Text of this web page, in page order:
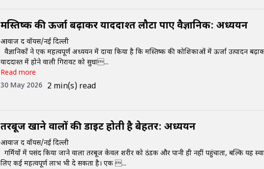
मस्तिष्क की ऊर्जा बढ़ाकर याददाश्त लौटा पाए वैज्ञानिक: अध्ययन
आवाज द वॉयस/नई दिल्ली
वैज्ञानिकों ने एक महत्वपूर्ण अध्ययन में दावा किया है कि मस्तिष्क की कोशिकाओं में ऊर्जा उत्पादन
याददाश्त में होने वाली गिरावट को सुधा...
Read more
30 May 2026 2 min(s) read
तरबूज खाने वालों की डाइट होती है बेहतर: अध्ययन
आवाज द वॉयस/नई दिल्ली
गर्मियों में पसंद किया जाने वाला तरबूज केवल शरीर को ठंडक और पानी ही नहीं पहुंचाता, बल्कि यह
लिए कई महत्वपूर्ण लाभ भी दे सकता है। एक ...